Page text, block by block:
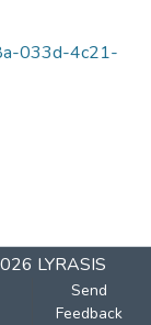
033d-4c21-
LYRASIS
Send
Feedback